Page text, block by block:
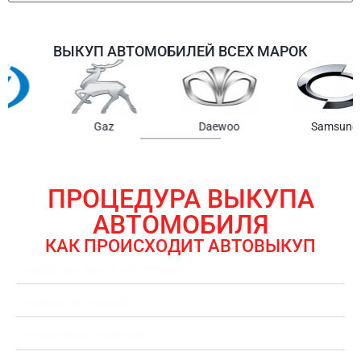
ВЫКУП АВТОМОБИЛЕЙ ВСЕХ МАРОК
Chrysler
ПРОЦЕДУРА ВЫКУПА
АВТОМОБИЛЯ
КАК ПРОИСХОДИТ АВТОВЫКУП